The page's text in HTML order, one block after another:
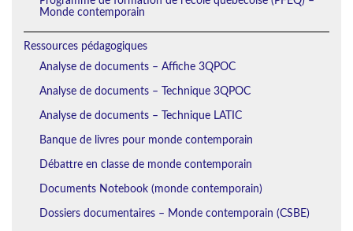
Monde contemporain
Ressources pédagogiques
Analyse de documents – Affiche 3QPOC
Analyse de documents – Technique 3QPOC
Analyse de documents – Technique LATIC
Banque de livres pour monde contemporain
Débattre en classe de monde contemporain
Documents Notebook (monde contemporain)
Dossiers documentaires – Monde contemporain (CSBE)